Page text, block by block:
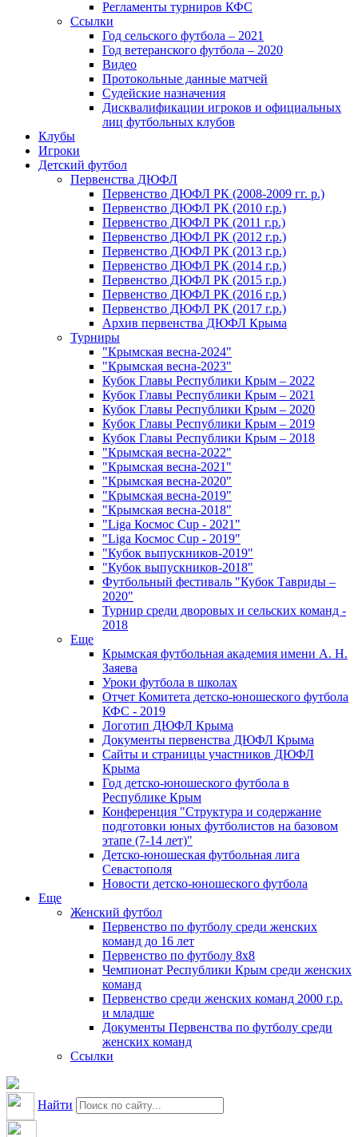
Регламенты турниров КФС
Ссылки
Год сельского футбола – 2021
Год ветеранского футбола – 2020
Видео
Протокольные данные матчей
Судейские назначения
Дисквалификации игроков и официальных
лиц футбольных клубов
Клубы
Игроки
Детский футбол
Первенства ДЮФЛ
Первенство ДЮФЛ РК (2008-2009 гг. р.)
Первенство ДЮФЛ РК (2010 г.р.)
Первенство ДЮФЛ РК (2011 г.р.)
Первенство ДЮФЛ РК (2012 г.р.)
Первенство ДЮФЛ РК (2013 г.р.)
Первенство ДЮФЛ РК (2014 г.р.)
Первенство ДЮФЛ РК (2015 г.р.)
Первенство ДЮФЛ РК (2016 г.р.)
Первенство ДЮФЛ РК (2017 г.р.)
Архив первенства ДЮФЛ Крыма
Турниры
"Крымская весна-2024"
"Крымская весна-2023"
Кубок Главы Республики Крым – 2022
Кубок Главы Республики Крым – 2021
Кубок Главы Республики Крым – 2020
Кубок Главы Республики Крым – 2019
Кубок Главы Республики Крым – 2018
"Крымская весна-2022"
"Крымская весна-2021"
"Крымская весна-2020"
"Крымская весна-2019"
"Крымская весна-2018"
"Liga Космос Cup - 2021"
"Liga Космос Cup - 2019"
"Кубок выпускников-2019"
"Кубок выпускников-2018"
Футбольный фестиваль "Кубок Тавриды –
2020"
Турнир среди дворовых и сельских команд -
2018
Еще
Крымская футбольная академия имени А. Н.
Заяева
Уроки футбола в школах
Отчет Комитета детско-юношеского футбола
КФС - 2019
Логотип ДЮФЛ Крыма
Документы первенства ДЮФЛ Крыма
Сайты и страницы участников ДЮФЛ
Крыма
Год детско-юношеского футбола в
Республике Крым
Конференция "Структура и содержание
подготовки юных футболистов на базовом
этапе (7-14 лет)"
Детско-юношеская футбольная лига
Севастополя
Новости детско-юношеского футбола
Еще
Женский футбол
Первенство по футболу среди женских
команд до 16 лет
Первенство по футболу 8х8
Чемпионат Республики Крым среди женских
команд
Первенство среди женских команд 2000 г.р.
и младше
Документы Первенства по футболу среди
женских команд
Ссылки
Найти